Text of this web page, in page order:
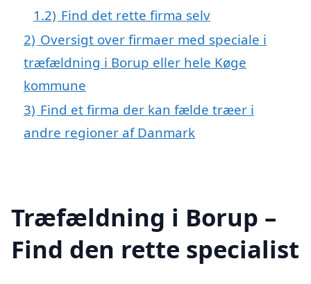
1.2) Find det rette firma selv
2) Oversigt over firmaer med speciale i
træfældning i Borup eller hele Køge
kommune
3) Find et firma der kan fælde træer i
andre regioner af Danmark
Træfældning i Borup –
Find den rette specialist